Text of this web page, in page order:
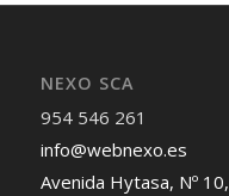
NEXO SCA
954 546 261
info@webnexo.es
Avenida Hytasa, Nº